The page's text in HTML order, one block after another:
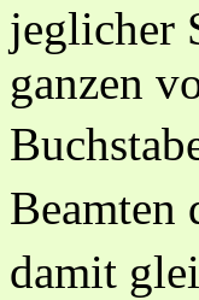
jeglicher
ganzen
damit